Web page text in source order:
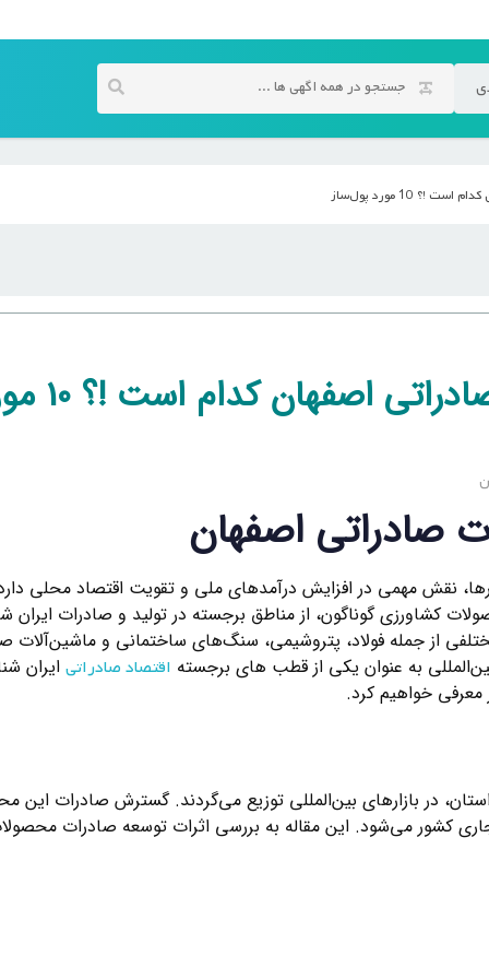
مورد پول‌ساز
بهترین فرصت ها و
صادراتی اصفهان
نقش مهمی در افزایش درآمدهای ملی و تقویت اقتصاد محلی
کشاورزی گوناگون، از مناطق برجسته در تولید و صادرات ایران
از جمله فولاد، پتروشیمی، سنگ‌های ساختمانی و ماشین‌آلات
به عنوان یکی از قطب های برجسته اقتصاد صادراتی ایران
معرفی خواهیم کرد.
در بازارهای بین‌المللی توزیع می‌گردند. گسترش صادرات این
کشور می‌شود. این مقاله به بررسی اثرات توسعه صادرات